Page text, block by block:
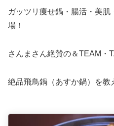
ガッツリ痩せ鍋・腸活・美
場！
さんまさん絶賛の＆TEAM・
絶品飛鳥鍋（あすか鍋）を教